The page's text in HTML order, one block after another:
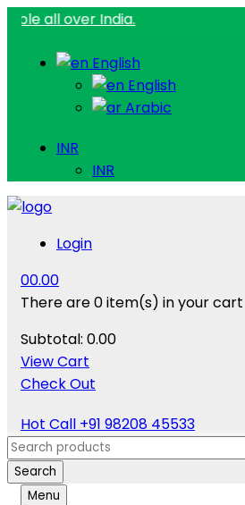
India.
English
English
Arabic
INR
INR
Login
00.00
There are0 item(s) in your cart
Subtotal: 0.00
View Cart
Check Out
Hot Call +91 98208 45533
Search
Menu